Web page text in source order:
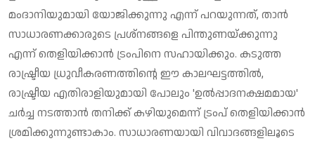
മംദാനിയുമായി യോജിക്കുന്നു എന്ന് പറയുന്നത്, താന്‍
സാധാരണക്കാരുടെ പ്രശ്‌നങ്ങളെ പിന്തുണയ്ക്കുന്നു
എന്ന് തെളിയിക്കാന്‍ ട്രംപിനെ സഹായിക്കും. കടുത്ത
രാഷ്ട്രീയ ധ്രുവീകരണത്തിന്റെ ഈ കാലഘട്ടത്തില്‍,
രാഷ്ട്രീയ എതിരാളിയുമായി പോലും 'ഉല്‍പ്പാദനക്ഷമമായ'
ചര്‍ച്ച നടത്താന്‍ തനിക്ക് കഴിയുമെന്ന് ട്രംപ് തെളിയിക്കാന്‍
ശ്രമിക്കുന്നുണ്ടാകാം. സാധാരണയായി വിവാദങ്ങളിലൂടെ